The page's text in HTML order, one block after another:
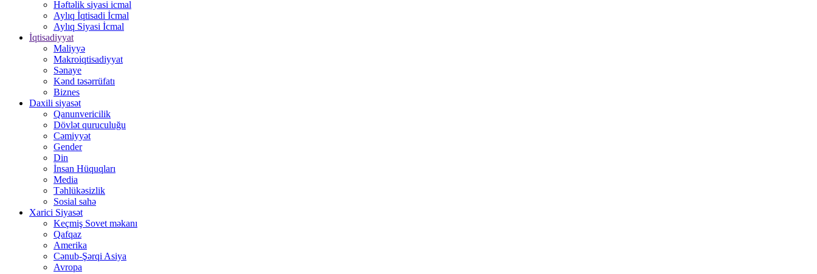
Həftəlik siyasi icmal
Aylıq İqtisadi İcmal
Aylıq Siyasi İcmal
İqtisadiyyat
Maliyyə
Makroiqtisadiyyat
Sənaye
Kənd təsərrüfatı
Biznes
Daxili siyasət
Qanunvericilik
Dövlət quruculuğu
Cəmiyyət
Gender
Din
İnsan Hüquqları
Media
Təhlükəsizlik
Sosial sahə
Xarici Siyasət
Keçmiş Sovet məkanı
Qafqaz
Amerika
Cənub-Şərqi Asiya
Avropa